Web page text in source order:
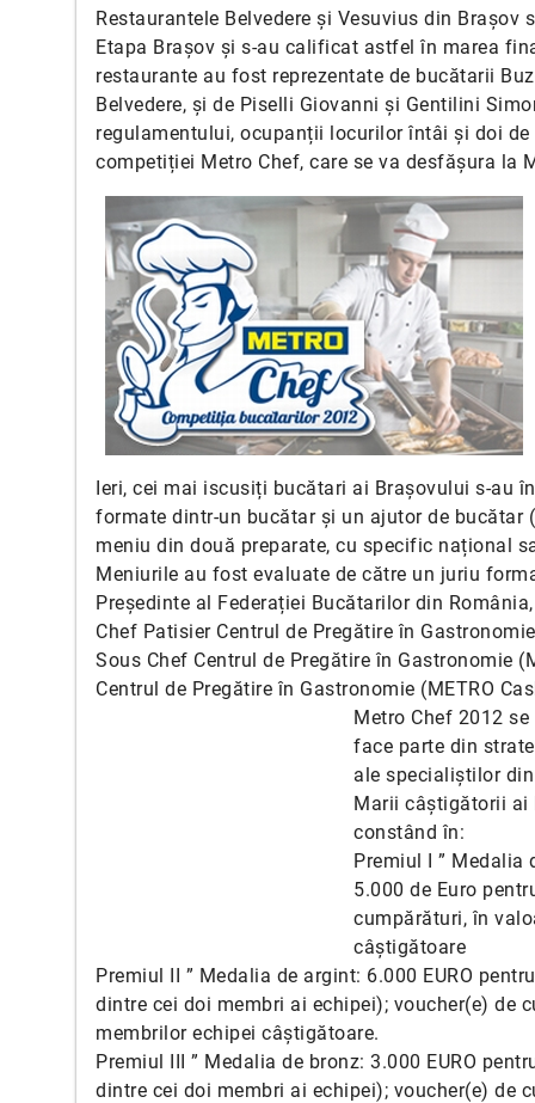
Restaurantele Belvedere și Vesuvius din
Etapa Brașov și s-au calificat astfel în marea
restaurante au fost reprezentate de bucătarii
Belvedere, și de Piselli Giovanni și Gentilini
regulamentului, ocupanții locurilor întâi și doi
competiției Metro Chef, care se va desfășura la
Ieri, cei mai iscusiți bucătari ai Brașovului s-au
formate dintr-un bucătar și un ajutor de bucătar
meniu din două preparate, cu specific național
Meniurile au fost evaluate de către un juriu
Președinte al Federației Bucătarilor din
Chef Patisier Centrul de Pregătire în
Sous Chef Centrul de Pregătire în Gastronomie
Centrul de Pregătire în Gastronomie (METRO
Metro Chef 2012
face parte din
ale specialiștilor
Marii câștigătorii ai
constând în:
Premiul I ” Medalia
5.000 de Euro
cumpărături, în
câștigătoare
Premiul II ” Medalia de argint: 6.000 EURO
dintre cei doi membri ai echipei); voucher(e) de
membrilor echipei câștigătoare.
Premiul III ” Medalia de bronz: 3.000 EURO
dintre cei doi membri ai echipei); voucher(e) de